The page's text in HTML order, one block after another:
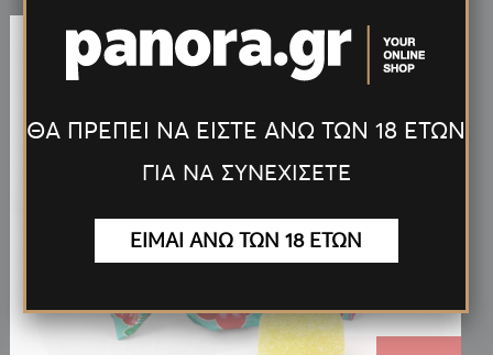
ΘΑ ΠΡΕΠΕΙ ΝΑ ΕΙΣΤΕ ΑΝΩ ΤΩΝ 18 ΕΤΩΝ
ΓΙΑ ΝΑ ΣΥΝΕΧΙΣΕΤΕ
ΕΙΜΑΙ ΑΝΩ ΤΩΝ 18 ΕΤΩΝ